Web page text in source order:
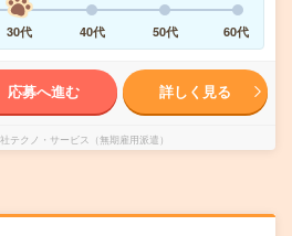
30代 40代 50代 60代
応募へ進む 詳しく見る
テクノ・サービス（無期雇用派遣）